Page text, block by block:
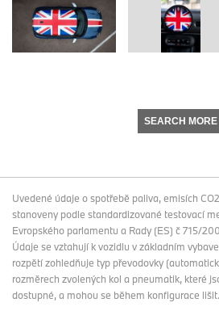
SEARCH MORE
Uvedené údaje o spotřebě paliva, emisích
stanoveny podle standardizované testovací
Evropského parlamentu a Rady (ES) č 715/
Údaje se vztahují k vozidlu v základním
rozpětí zohledňuje typ převodovky
rozměrech zvolených kol a pneumatik, které
dostupné, a mohou se během konfigurace lišit.